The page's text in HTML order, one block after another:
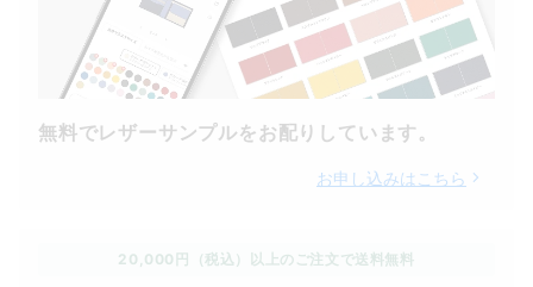
無料でレザーサンプルをお配りしています。
お申し込みはこちら
20,000円（税込）以上のご注文で送料無料